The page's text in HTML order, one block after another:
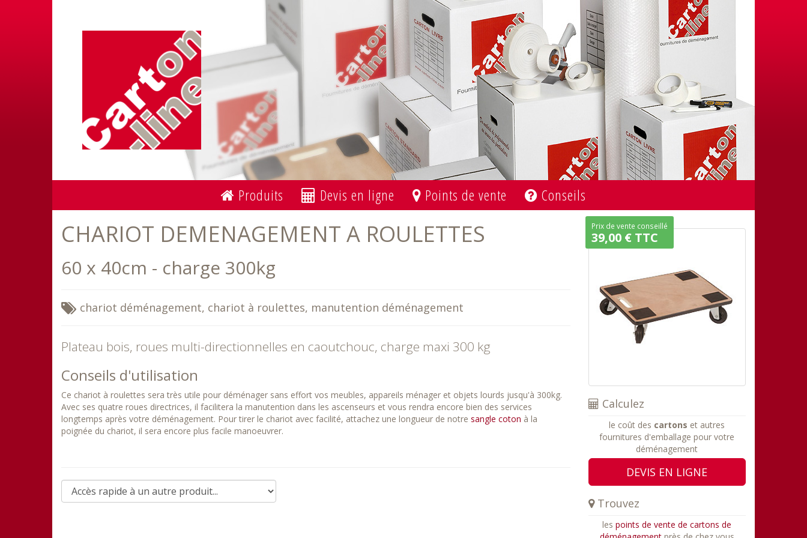
Produits Devis en ligne Points de vente Conseils
CHARIOT DEMENAGEMENT A ROULETTES
60 x 40cm - charge 300kg
chariot déménagement, chariot à roulettes, manutention déménagement
Plateau bois, roues multi-directionnelles en caoutchouc, charge maxi 300 kg
Conseils d'utilisation
Ce chariot à roulettes sera très utile pour déménager sans effort vos meubles, appareils ménager et objets lourds jusqu'à 300kg.
Avec ses quatre roues directrices, il facilitera la manutention dans les ascenseurs et vous rendra encore bien des services
longtemps après votre déménagement. Pour tirer le chariot avec facilité, attachez une longueur de notre sangle coton à la
poignée du chariot, il sera encore plus facile manoeuvrer.
Prix de vente conseillé
39,00 €TTC
Calculez
le coût des cartons et autres
fournitures d'emballage pour votre
déménagement
DEVIS EN LIGNE
Trouvez
lespoints de vente de cartons de